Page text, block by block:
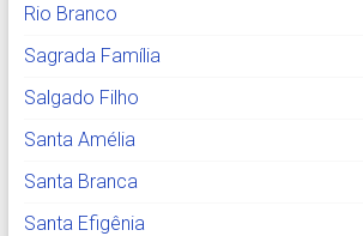
Rio Branco
Sagrada Família
Salgado Filho
Santa Amélia
Santa Branca
Santa Efigênia